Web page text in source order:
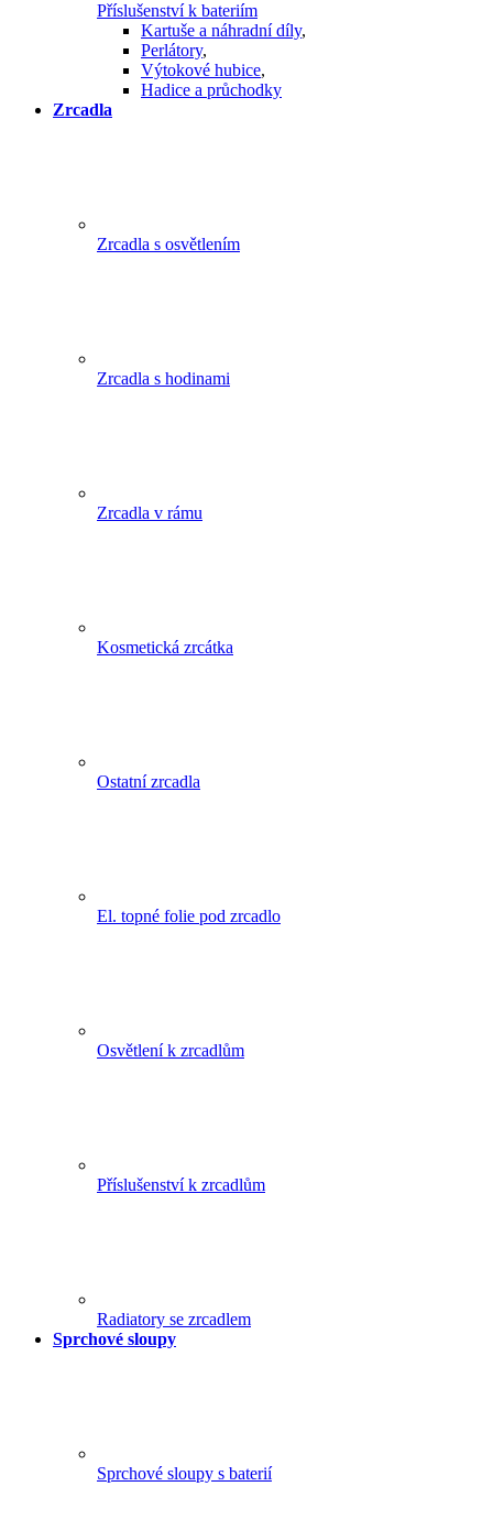
Příslušenství k bateriím
Kartuše a náhradní díly,
Perlátory,
Výtokové hubice,
Hadice a průchodky
Zrcadla
Zrcadla s osvětlením
Zrcadla s hodinami
Zrcadla v rámu
Kosmetická zrcátka
Ostatní zrcadla
El. topné folie pod zrcadlo
Osvětlení k zrcadlům
Příslušenství k zrcadlům
Radiatory se zrcadlem
Sprchové sloupy
Sprchové sloupy s baterií